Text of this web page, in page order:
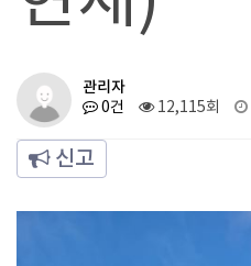
관리자
0건 12,115회
신고